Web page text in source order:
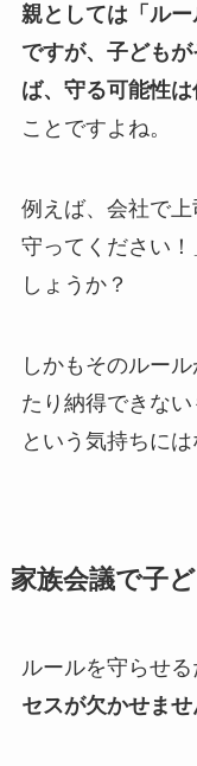
親としては「ル
ですが、子ども
ば、守る可能性は
ことですよね。
例えば、会社で
守ってください
しょうか？
しかもそのルー
たり納得できな
という気持ちには
家族会議で子
ルールを守らせる
セスが欠かせませ